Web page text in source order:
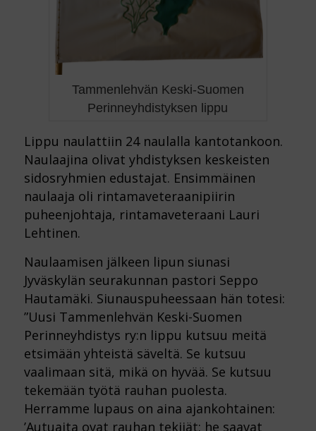
Tammenlehvän Keski-Suomen
Perinneyhdistyksen lippu
Lippu naulattiin 24 naulalla kantotankoon.
Naulaajina olivat yhdistyksen keskeisten
sidosryhmien edustajat. Ensimmäinen
naulaaja oli rintamaveteraanipiirin
puheenjohtaja, rintamaveteraani Lauri
Lehtinen.
Naulaamisen jälkeen lipun siunasi
Jyväskylän seurakunnan pastori Seppo
Hautamäki. Siunauspuheessaan hän totesi:
”Uusi Tammenlehvän Keski-Suomen
Perinneyhdistys ry:n lippu kutsuu meitä
etsimään yhteistä säveltä. Se kutsuu
vaalimaan sitä, mikä on hyvää. Se kutsuu
tekemään työtä rauhan puolesta.
Herramme lupaus on aina ajankohtainen:
’Autuaita ovat rauhan tekijät: he saavat